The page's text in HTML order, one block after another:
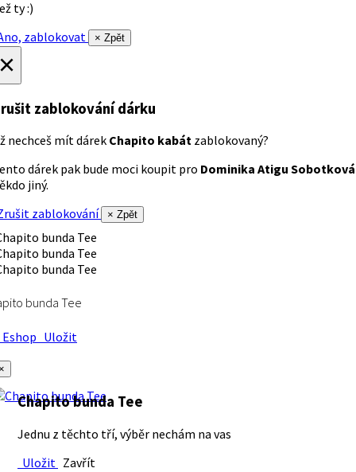
ty :)
zablokovat
× Zpět
zablokování dárku
nechceš mít dárek Chapito kabát zablokovaný?
dárek pak bude moci koupit pro Dominika Atigu Sobotková
jiný.
zablokování
× Zpět
bunda Tee
Uložit
Chapito bunda Tee
Jednu z těchto tří, výběr nechám na vas
Uložit Zavřít